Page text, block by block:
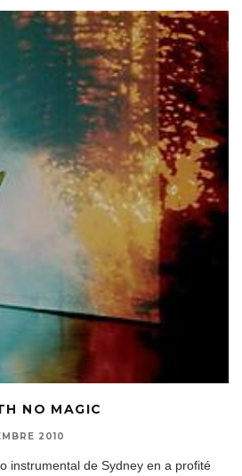
NO MAGIC
2010
instrumental de Sydney en a profité